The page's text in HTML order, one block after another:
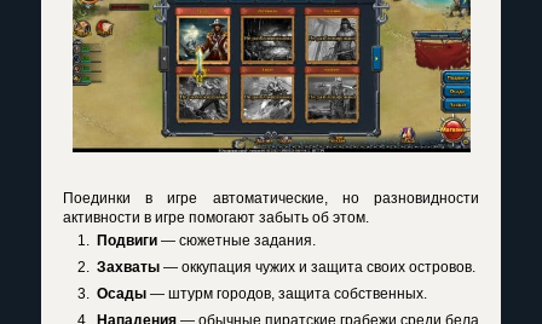
Поединки в игре автоматические, но разновидности
активности в игре помогают забыть об этом.
Подвиги — сюжетные задания.
Захваты — оккупация чужих и защита своих островов.
Осады — штурм городов, защита собственных.
Нападения — обычные пиратские грабежи среди бела